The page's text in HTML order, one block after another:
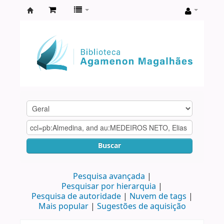
Agamenon
Magalhães
Buscar
Pesquisa avançada
Pesquisar por hierarquia
Pesquisa de autoridade
Nuvem de tags
Mais popular
Sugestões de aquisição